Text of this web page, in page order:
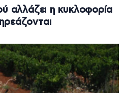
αλλάζει η κυκλοφορία